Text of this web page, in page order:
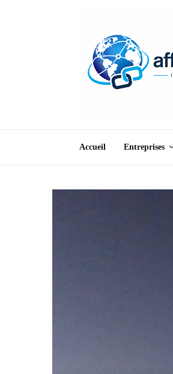
Accueil Entreprises